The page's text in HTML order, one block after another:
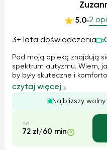
5.0 2
3+ lata doświadczenia
Pod moją opieką znajdują
spektrum autyzmu. Wiem,
by były skuteczne i
atmosfera i wytrwałość – z
osiągnąć sukces! Jeśli
w sposób dostosowany do
czytaj więcej
Najbliższy
od
72 zł/60 min